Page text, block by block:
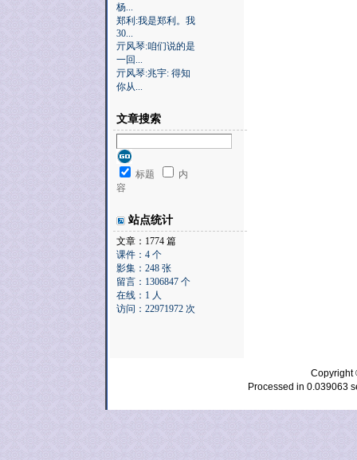
杨...
郑利:我是郑利。我
30...
亓风琴:咱们说的是
一回...
亓风琴:兆宇: 得知
你从...
文章搜索
标题
内
容
站点统计
文章：1774 篇
课件：4 个
影集：248 张
留言：1306847 个
在线：1 人
访问：22971972 次
Processed in 0.039063